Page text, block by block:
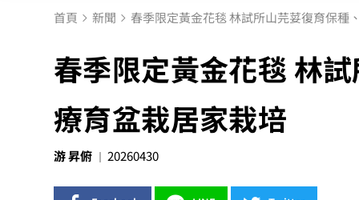
首頁 新聞 春季限定黃金花毯 林試所山芫荽復育保
春季限定黃金花毯 林
療育盆栽居家栽培
游 昇俯 20260430